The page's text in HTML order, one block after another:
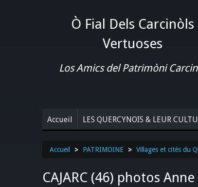
Ò Fial Dels Carcinòls
Vertuoses
Los Amics del Patrimòni
Accueil LES QUERCYNOIS & LEUR
Accueil > PATRIMOINE > Villages et cités du
CAJARC (46) photos